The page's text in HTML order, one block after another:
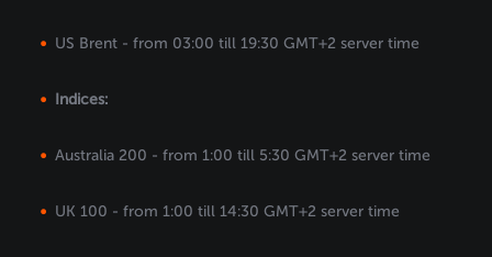
US Brent - from 03:00 till 19:30 GMT+2 server time
Indices:
Australia 200 - from 1:00 till 5:30 GMT+2 server time
UK 100 - from 1:00 till 14:30 GMT+2 server time